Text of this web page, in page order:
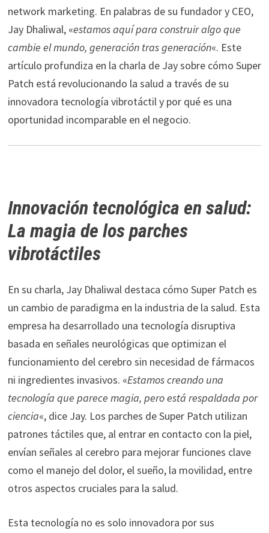
network marketing. En palabras de su fundador y CEO,
Jay Dhaliwal, «estamos aquí para construir algo que
cambie el mundo, generación tras generación«. Este
artículo profundiza en la charla de Jay sobre cómo Super
Patch está revolucionando la salud a través de su
innovadora tecnología vibrotáctil y por qué es una
oportunidad incomparable en el negocio.
Innovación tecnológica en salud:
La magia de los parches
vibrotáctiles
En su charla, Jay Dhaliwal destaca cómo Super Patch es
un cambio de paradigma en la industria de la salud. Esta
empresa ha desarrollado una tecnología disruptiva
basada en señales neurológicas que optimizan el
funcionamiento del cerebro sin necesidad de fármacos
ni ingredientes invasivos. «Estamos creando una
tecnología que parece magia, pero está respaldada por
ciencia«, dice Jay. Los parches de Super Patch utilizan
patrones táctiles que, al entrar en contacto con la piel,
envían señales al cerebro para mejorar funciones clave
como el manejo del dolor, el sueño, la movilidad, entre
otros aspectos cruciales para la salud.
Esta tecnología no es solo innovadora por sus